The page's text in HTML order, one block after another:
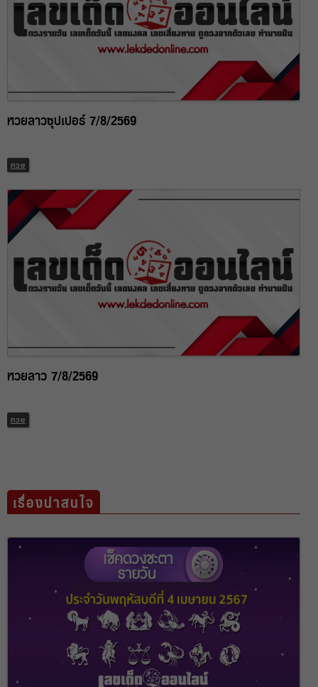
หวยลาวซุปเปอร์ 7/8/2569
หวย
หวยลาว 7/8/2569
หวย
เรื่องน่าสนใจ